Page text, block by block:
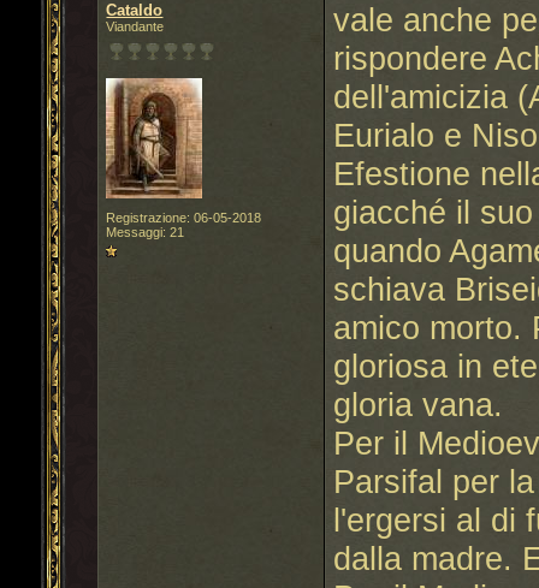
Cataldo
Viandante
Registrazione: 06-05-2018
Messaggi: 21
vale anche
rispondere
dell'amicizia
Eurialo e
Efestione
giacché il
quando
schiava
amico morto.
gloriosa in
gloria vana.
Per il
Parsifal per
l'ergersi al di
dalla madre.